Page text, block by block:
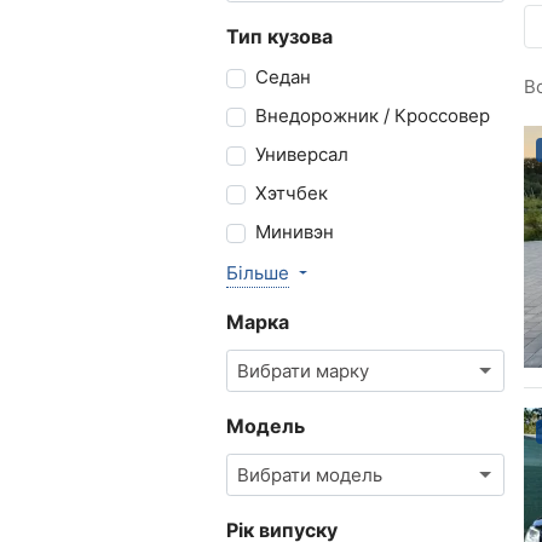
Тип кузова
Седан
Внедорожник / Кроссовер
Универсал
Хэтчбек
Минивэн
Більше
Марка
Вибрати марку
Модель
Вибрати модель
Рік випуску